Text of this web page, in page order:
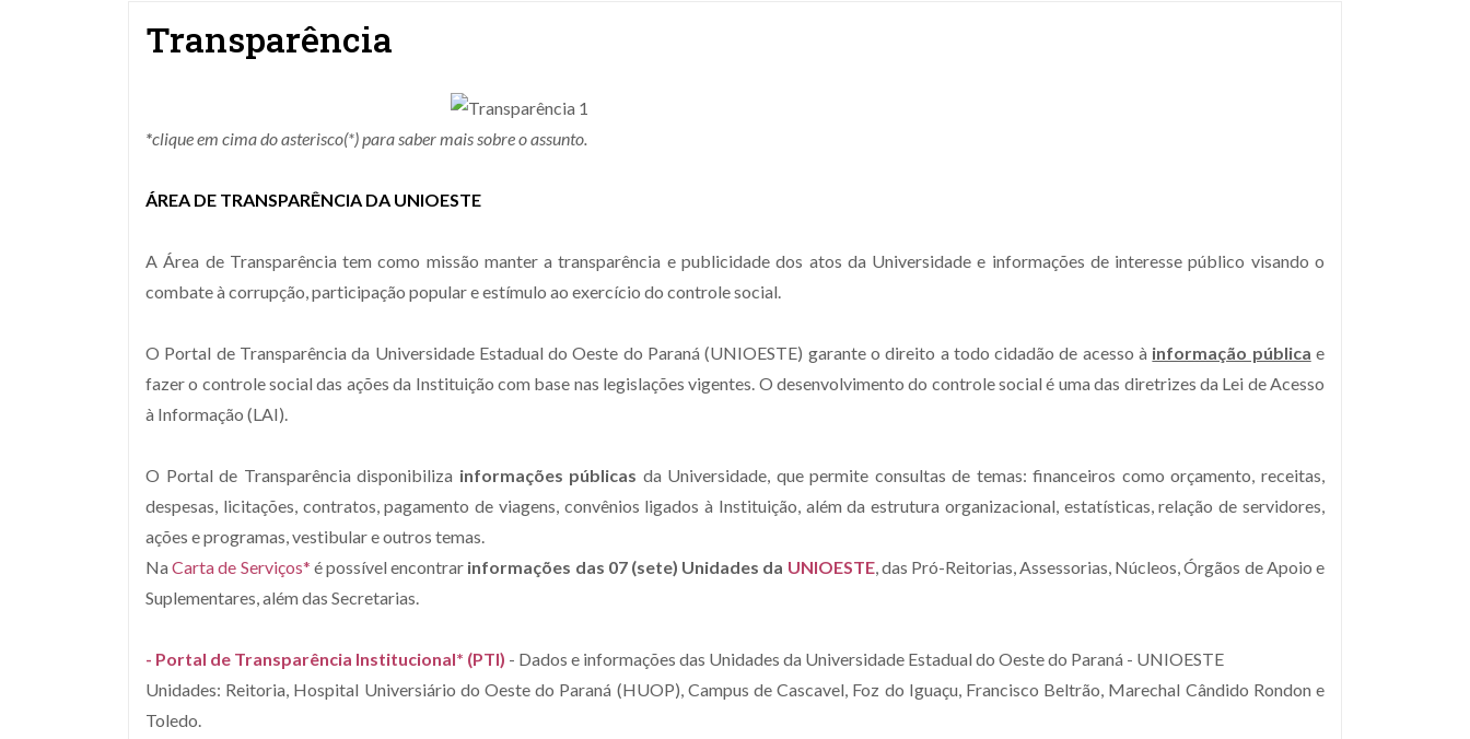
Transparência
*clique em cima do asterisco(*) para saber mais sobre o assunto.
ÁREA DE TRANSPARÊNCIA DA UNIOESTE
A Área de Transparência tem como missão manter a transparência e publicidade dos atos da Universidade e informações de interesse público visando o
combate à corrupção, participação popular e estímulo ao exercício do controle social.
O Portal de Transparência da Universidade Estadual do Oeste do Paraná (UNIOESTE) garante o direito a todo cidadão de acesso à informação pública e
fazer o controle social das ações da Instituição com base nas legislações vigentes. O desenvolvimento do controle social é uma das diretrizes da Lei de Acesso
à Informação (LAI).
O Portal de Transparênciadisponibiliza informações públicas da Universidade, que permite consultas de temas: financeiros como orçamento, receitas,
despesas, licitações, contratos, pagamento de viagens, convênios ligados à Instituição, além da estrutura organizacional, estatísticas, relação de servidores,
ações e programas, vestibular e outros temas.
NaCarta de Serviços* é possível encontrar informações das 07 (sete) Unidades da UNIOESTE, das Pró-Reitorias, Assessorias, Núcleos, Órgãos de Apoio e
Suplementares, além das Secretarias.
- Portal de Transparência Institucional* (PTI) - Dados e informações das Unidades da Universidade Estadual do Oeste do Paraná - UNIOESTE
Unidades: Reitoria, Hospital Universiário do Oeste do Paraná (HUOP), Campus de Cascavel, Foz do Iguaçu, Francisco Beltrão, Marechal Cândido Rondon e
Toledo.